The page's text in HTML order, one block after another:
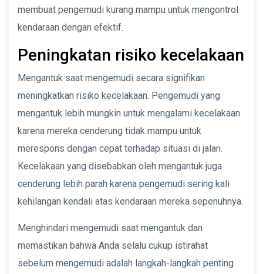
membuat pengemudi kurang mampu untuk mengontrol
kendaraan dengan efektif.
Peningkatan risiko kecelakaan
Mengantuk saat mengemudi secara signifikan
meningkatkan risiko kecelakaan. Pengemudi yang
mengantuk lebih mungkin untuk mengalami kecelakaan
karena mereka cenderung tidak mampu untuk
merespons dengan cepat terhadap situasi di jalan.
Kecelakaan yang disebabkan oleh mengantuk juga
cenderung lebih parah karena pengemudi sering kali
kehilangan kendali atas kendaraan mereka sepenuhnya.
Menghindari mengemudi saat mengantuk dan
memastikan bahwa Anda selalu cukup istirahat
sebelum mengemudi adalah langkah-langkah penting